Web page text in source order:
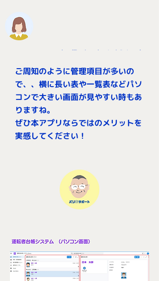
スマホで何でもできてしまうんです
ご周知のように管理項目が多いの
で、、横に長い表や一覧表などパソ
コンで大きい画面が見やすい時もあ
りますね。
​ぜひ本アプリならではのメリットを
実感してください！